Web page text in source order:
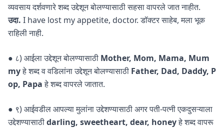
व्यवसाय दर्शवणारे शब्द उद्देशून बोलण्यासाठी सहसा वापरले जात नाहीत.
उदा. I have lost my appetite, doctor. डॉक्टर साहेब, मला भूक
राहिली नाही.
● ८) आईला उद्देशून बोलण्यासाठी Mother, Mom, Mama, Mum
myहे शब्द व वडिलांना उद्देशून बोलण्यासाठी Father, Dad, Daddy, P
op, Papaहे शब्द वापरले जातात.
● ९) आईवडील आपल्या मुलांना उद्देशण्यासाठी अगर पती-पत्नी एकदुसऱ्याला
उद्देशण्यासाठीdarling, sweetheart, dear, honeyहे शब्द वापरू